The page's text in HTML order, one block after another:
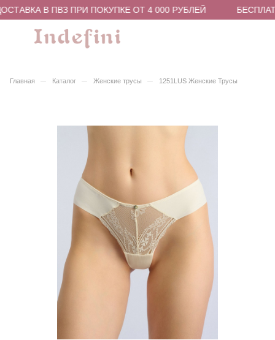
В ПВЗ ПРИ ПОКУПКЕ ОТ 4 000 РУБЛЕЙ
Главная – Каталог – Женские трусы – 1251LUS Женские Трусы